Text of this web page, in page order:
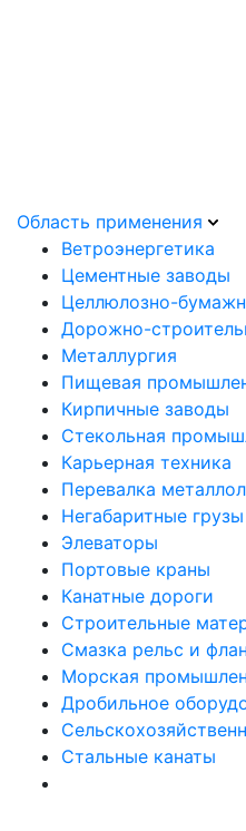
Область применения
Ветроэнергетика
Цементные заводы
Целлюлозно-
Дорожно-
Металлургия
Пищевая
Кирпичные заводы
Стекольная
Карьерная техника
Перевалка
Негабаритные грузы
Элеваторы
Портовые краны
Канатные дороги
Строительные
Смазка рельс и
Морская
Дробильное
Стальные канаты